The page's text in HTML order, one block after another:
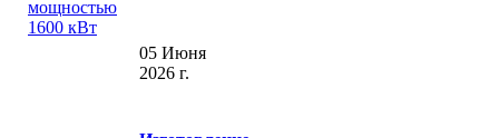
05 Июня
2026 г.